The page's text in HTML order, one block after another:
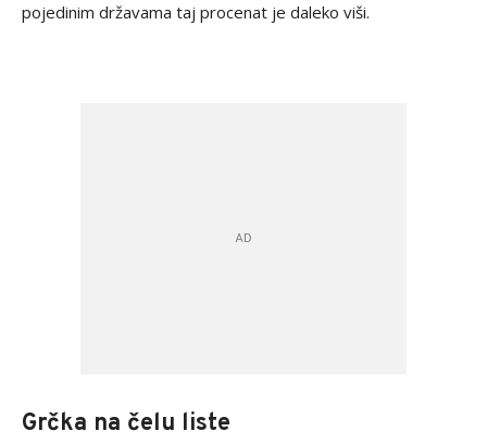
pojedinim državama taj procenat je daleko viši.
Grčka na čelu liste